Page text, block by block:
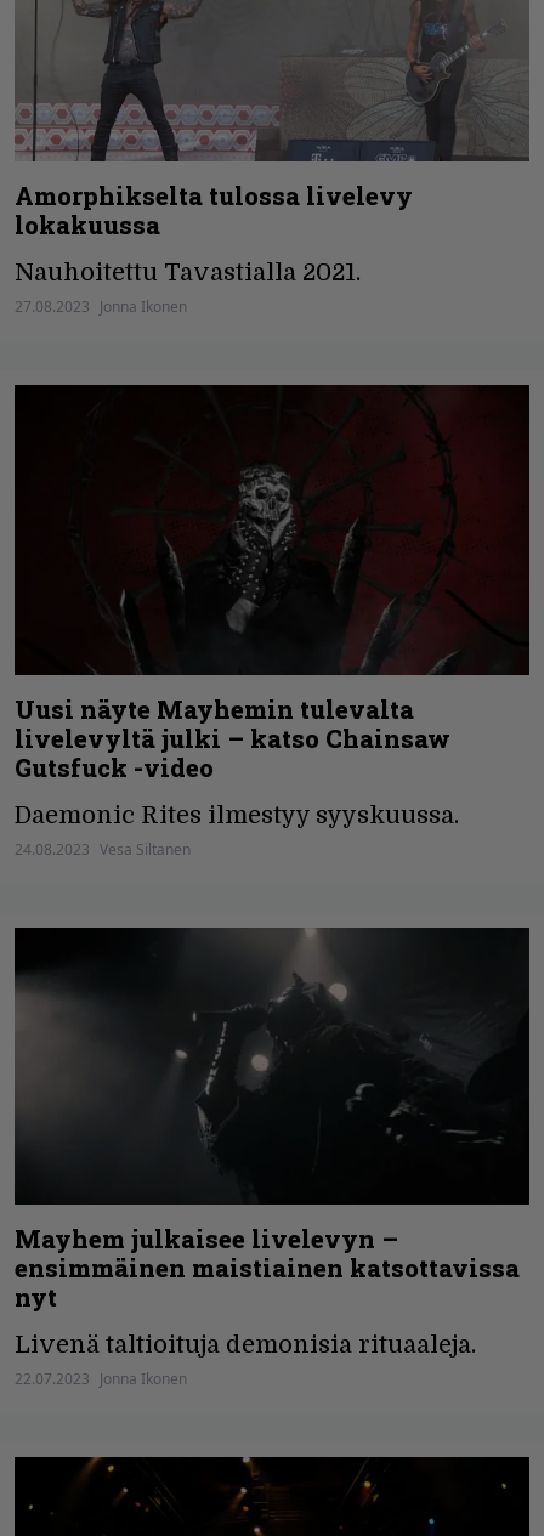
Amorphikselta tulossa livelevy
lokakuussa
Nauhoitettu Tavastialla 2021.
27.08.2023 Jonna Ikonen
Uusi näyte Mayhemin tulevalta
livelevyltä julki – katso Chainsaw
Gutsfuck -video
Daemonic Rites ilmestyy syyskuussa.
24.08.2023 Vesa Siltanen
Mayhem julkaisee livelevyn –
ensimmäinen maistiainen katsottavissa
nyt
Livenä taltioituja demonisia rituaaleja.
22.07.2023 Jonna Ikonen